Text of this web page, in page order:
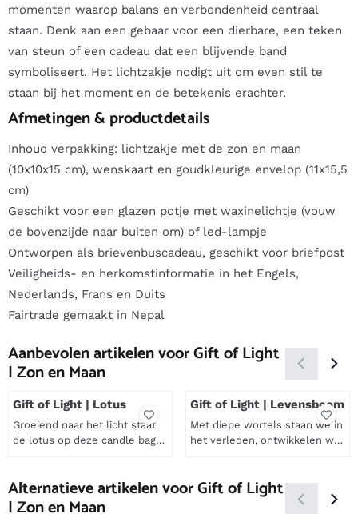
momenten waarop balans en verbondenheid centraal
staan. Denk aan een gebaar voor een dierbare, een teken
van steun of een cadeau dat een blijvende band
symboliseert. Het lichtzakje nodigt uit om even stil te
staan bij het moment en de betekenis erachter.
Afmetingen & productdetails
Inhoud verpakking: lichtzakje met de zon en maan
(10x10x15 cm), wenskaart en goudkleurige envelop (11x15,5
cm)
Geschikt voor een glazen potje met waxinelichtje (vouw
de bovenzijde naar buiten om) of led-lampje
Ontworpen als brievenbuscadeau, geschikt voor briefpost
Veiligheids- en herkomstinformatie in het Engels,
Nederlands, Frans en Duits
Fairtrade gemaakt in Nepal
Aanbevolen artikelen voorGift of Light
| Zon en Maan
Gift of Light | Lotus
Groeiend naar het licht staat
de lotus op deze candle bag
vele culturen symbool voor
zuiverheid, verlichting en
Gift of Light | Levensboom
Met diepe wortels staan we in
het verleden, ontwikkelen we
Symboliek De levensboom is
een krachtig symbool dat in
Alternatieve artikelen voorGift of Light
| Zon en Maan